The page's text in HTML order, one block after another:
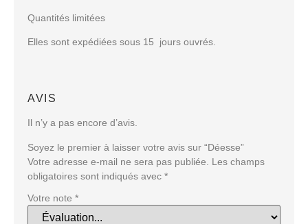
Quantités limitées
Elles sont expédiées sous 15 jours ouvrés.
AVIS
Il n’y a pas encore d’avis.
Soyez le premier à laisser votre avis sur “Déesse”
Votre adresse e-mail ne sera pas publiée.
Les champs
obligatoires sont indiqués avec *
Votre note *